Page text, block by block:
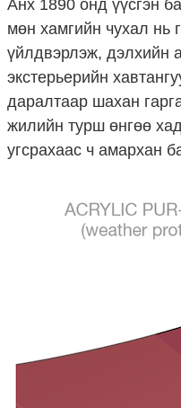
Анх 1890 онд үүсгэн
мөн хамгийн чухал нь
үйлдвэрлэж, дэлхийн
экстерьерийн
даралтаар шахан
жилийн турш өнгөө
угсрахаас ч амархан